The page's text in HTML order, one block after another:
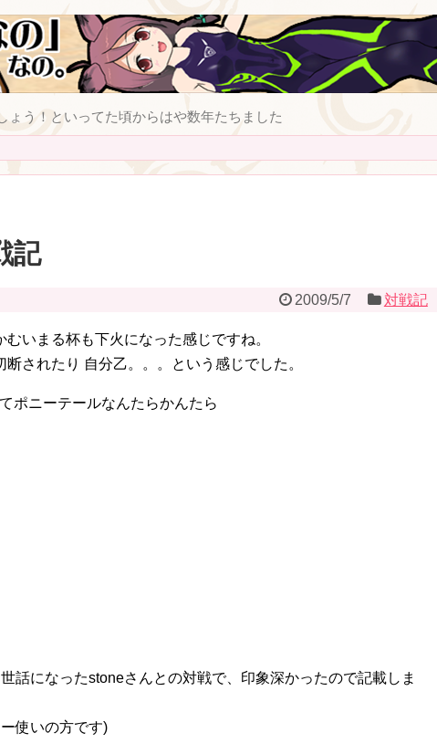
ょう！といってた頃からはや数年たちました
記
2009/5/7 対戦記
いまる杯も下火になった感じですね。
されたり 自分乙。。。という感じでした。
ポニーテールなんたらかんたら
話になったstoneさんとの対戦で、印象深かったので記載しま
使いの方です)